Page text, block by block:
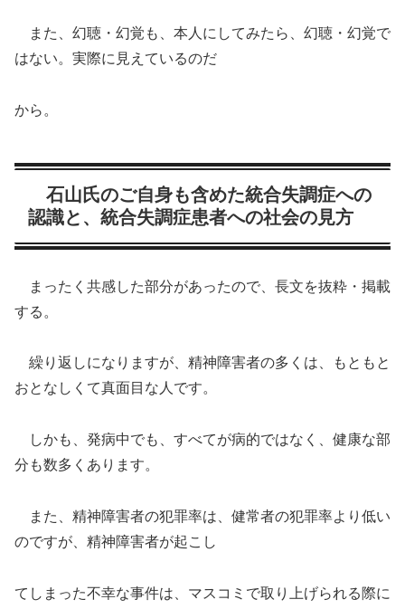
また、幻聴・幻覚も、本人にしてみたら、幻聴・幻覚で
はない。実際に見えているのだ
から。
石山氏のご自身も含めた統合失調症への
認識と、統合失調症患者への社会の見方
まったく共感した部分があったので、長文を抜粋・掲載
する。
繰り返しになりますが、精神障害者の多くは、もともと
おとなしくて真面目な人です。
しかも、発病中でも、すべてが病的ではなく、健康な部
分も数多くあります。
また、精神障害者の犯罪率は、健常者の犯罪率より低い
のですが、精神障害者が起こし
てしまった不幸な事件は、マスコミで取り上げられる際に